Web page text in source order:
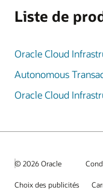
Liste de
Oracle Cloud
Autonomous
Oracle Cloud
© 2026 Oracle
Choix des publicités